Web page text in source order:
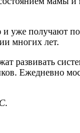
уже получают
многих лет.
развивать
Ежедневно